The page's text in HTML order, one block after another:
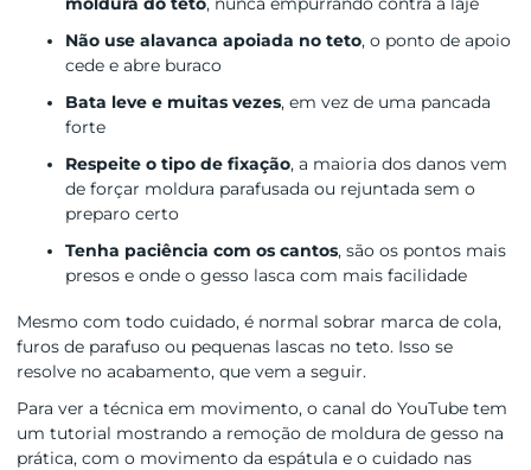
moldura do teto, nunca empurrando contra a laje
Não use alavanca apoiada no teto, o ponto de apoio
cede e abre buraco
Bata leve e muitas vezes, em vez de uma pancada
forte
Respeite o tipo de fixação, a maioria dos danos vem
de forçar moldura parafusada ou rejuntada sem o
preparo certo
Tenha paciência com os cantos, são os pontos mais
presos e onde o gesso lasca com mais facilidade
Mesmo com todo cuidado, é normal sobrar marca de cola,
furos de parafuso ou pequenas lascas no teto. Isso se
resolve no acabamento, que vem a seguir.
Para ver a técnica em movimento, o canal do YouTube tem
um tutorial mostrando a remoção de moldura de gesso na
prática, com o movimento da espátula e o cuidado nas